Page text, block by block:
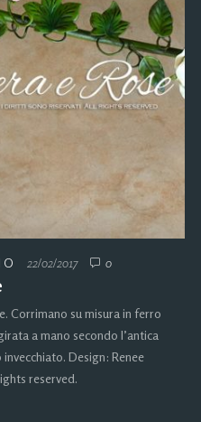
22/02/2017 0
Corrimano su misura in ferro
a mano secondo l’antica
Design: Renee
reserved.